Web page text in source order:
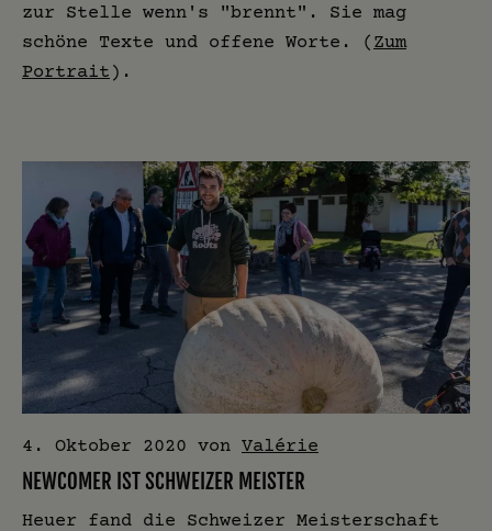
zur Stelle wenn's "brennt". Sie mag
schöne Texte und offene Worte. ( Zum
Portrait ).
4. Oktober 2020 von Valérie
NEWCOMER IST SCHWEIZER MEISTER
Heuer fand die Schweizer Meisterschaft